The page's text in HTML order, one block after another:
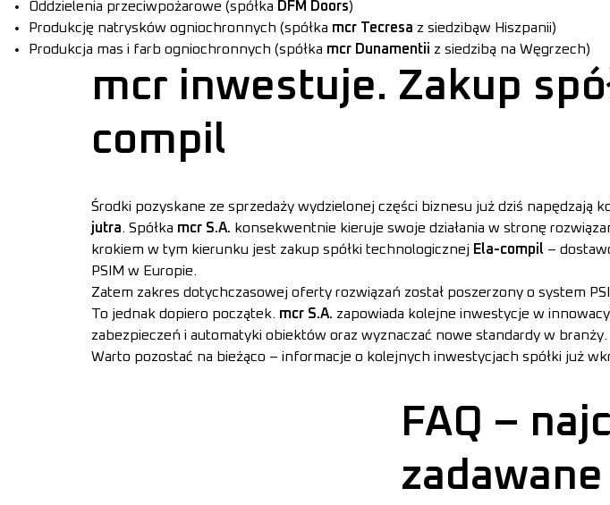
Oddzielenia przeciwpożarowe (spółka DFM Doors)
Produkcję natrysków ogniochronnych (spółka mcr Tecresa z siedzibąw Hiszpanii)
Produkcja mas i farb ogniochronnych (spółka mcr Dunamentii z siedzibą na Węgrzech)
mcr inwestuje. Zakup
compil
Środki pozyskane ze sprzedaży wydzielonej części biznesu już dziś napędzają
jutra . Spółka mcr S.A. konsekwentnie kieruje swoje działania w stronę
krokiem w tym kierunku jest zakup spółki technologicznej Ela-compil –
PSIM w Europie.
Zatem zakres dotychczasowej oferty rozwiązań został poszerzony o system
To jednak dopiero początek. mcr S.A. zapowiada kolejne inwestycje w
zabezpieczeń i automatyki obiektów oraz wyznaczać nowe standardy w branży.
Warto pozostać na bieżąco – informacje o kolejnych inwestycjach spółki już
FAQ –